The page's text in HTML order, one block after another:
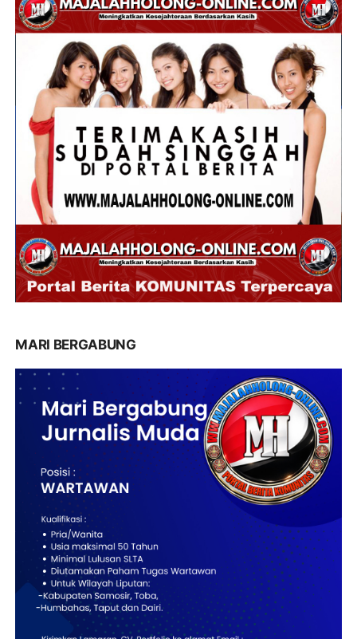
MARI BERGABUNG